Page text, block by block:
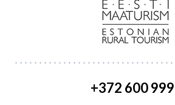
+372 600